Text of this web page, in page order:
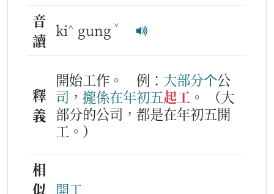
音
讀
ki^ gung ˇ
釋
義
開始工作。 例： 大部分个公
司 ， 攏係在年初五起工 。
（大
部分的公司，都是在年初五開
工。）
相
似 開工